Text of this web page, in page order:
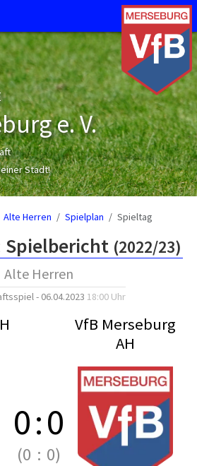
e. V.
Stadt!
Alte Herren Spielplan Spieltag
Spielbericht (2022/23)
Alte Herren
- 06.04.2023 18:00 Uhr
VfB Merseburg
AH
0:0
(0 : 0)